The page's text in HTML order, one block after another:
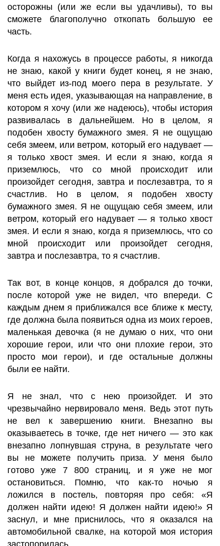
осторожны (или же если вы удачливы), то вы
сможете благополучно откопать большую ее
часть.
Когда я нахожусь в процессе работы, я никогда
не знаю, какой у книги будет конец, я не знаю,
что выйдет из-под моего пера в результате. У
меня есть идея, указывающая на направление, в
котором я хочу (или же надеюсь), чтобы история
развивалась в дальнейшем. Но в целом, я
подобен хвосту бумажного змея. Я не ощущаю
себя змеем, или ветром, который его надувает —
я только хвост змея. И если я знаю, когда я
приземлюсь, что со мной происходит или
произойдет сегодня, завтра и послезавтра, то я
счастлив. Но в целом, я подобен хвосту
бумажного змея. Я не ощущаю себя змеем, или
ветром, который его надувает — я только хвост
змея. И если я знаю, когда я приземлюсь, что со
мной происходит или произойдет сегодня,
завтра и послезавтра, то я счастлив.
Так вот, в конце концов, я добрался до точки,
после которой уже не видел, что впереди. С
каждым днем я приближался все ближе к месту,
где должна была появиться одна из моих героев,
маленькая девочка (я не думаю о них, что они
хорошие герои, или что они плохие герои, это
просто мои герои), и где остальные должны
были ее найти.
Я не знал, что с нею произойдет. И это
чрезвычайно нервировало меня. Ведь этот путь
не вел к завершению книги. Внезапно вы
оказываетесь в точке, где нет ничего — это как
внезапно лопнувшая струна, в результате чего
вы не можете получить приза. У меня было
готово уже 7 800 страниц, и я уже не мог
остановиться. Помню, что как-то ночью я
ложился в постель, повторяя про себя: «Я
должен найти идею! Я должен найти идею!» Я
заснул, и мне приснилось, что я оказался на
автомобильной свалке, на которой моя история
застопорилась.